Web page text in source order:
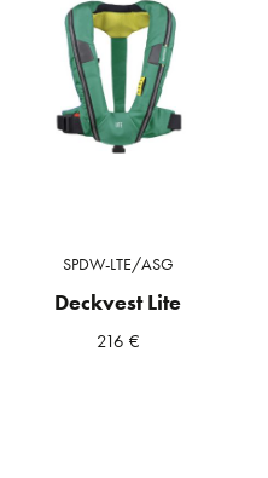
SPDW-LTE/ASG
Deckvest Lite
216 €